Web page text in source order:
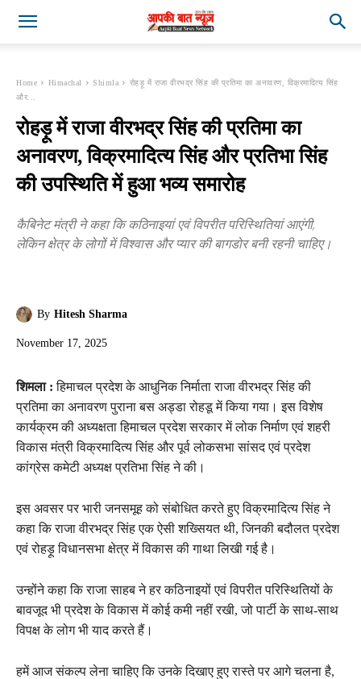
Home Himachal Shimla
रोहड़ू में राजा वीरभद्र सिंह की प्रतिमा का अनावरण, विक्रमादित्य सिंह
और...
रोहड़ू में राजा वीरभद्र सिंह की प्रतिमा का
अनावरण, विक्रमादित्य सिंह और प्रतिभा सिंह
की उपस्थिति में हुआ भव्य समारोह
कैबिनेट मंत्री ने कहा कि कठिनाइयां एवं विपरीत परिस्थितियां आएंगी,
लेकिन क्षेत्र के लोगों में विश्वास और प्यार की बागडोर बनी रहनी चाहिए।
By Hitesh Sharma
November 17, 2025
शिमला : हिमाचल प्रदेश के आधुनिक निर्माता राजा वीरभद्र सिंह की
प्रतिमा का अनावरण पुराना बस अड्डा रोहडू में किया गया। इस विशेष
कार्यक्रम की अध्यक्षता हिमाचल प्रदेश सरकार में लोक निर्माण एवं शहरी
विकास मंत्री विक्रमादित्य सिंह और पूर्व लोकसभा सांसद एवं प्रदेश
कांग्रेस कमेटी अध्यक्ष प्रतिभा सिंह ने की।
इस अवसर पर भारी जनसमूह को संबोधित करते हुए विक्रमादित्य सिंह ने
कहा कि राजा वीरभद्र सिंह एक ऐसी शख्सियत थी, जिनकी बदौलत प्रदेश
एवं रोहड़ू विधानसभा क्षेत्र में विकास की गाथा लिखी गई है।
उन्होंने कहा कि राजा साहब ने हर कठिनाइयों एवं विपरीत परिस्थितियों के
बावजूद भी प्रदेश के विकास में कोई कमी नहीं रखी, जो पार्टी के साथ-साथ
विपक्ष के लोग भी याद करते हैं।
हमें आज संकल्प लेना चाहिए कि उनके दिखाए हुए रास्ते पर आगे चलना है,